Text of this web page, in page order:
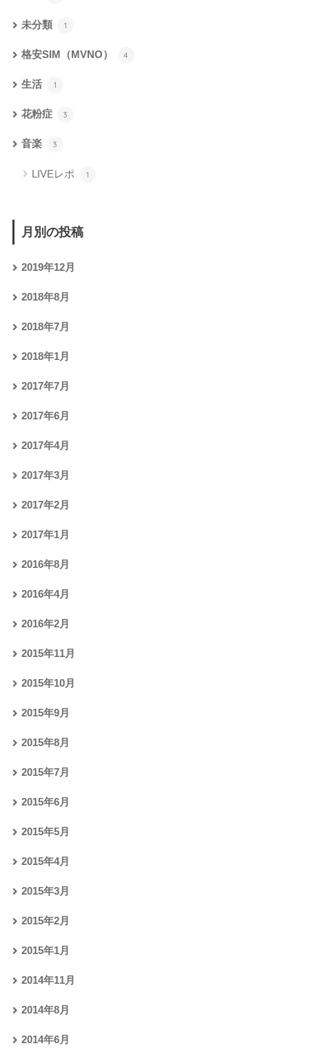
未分類 1
格安SIM（MVNO） 4
生活 1
花粉症 3
音楽 3
LIVEレポ 1
月別の投稿
2019年12月
2018年8月
2018年7月
2018年1月
2017年7月
2017年6月
2017年4月
2017年3月
2017年2月
2017年1月
2016年8月
2016年4月
2016年2月
2015年11月
2015年10月
2015年9月
2015年8月
2015年7月
2015年6月
2015年5月
2015年4月
2015年3月
2015年2月
2015年1月
2014年11月
2014年8月
2014年6月